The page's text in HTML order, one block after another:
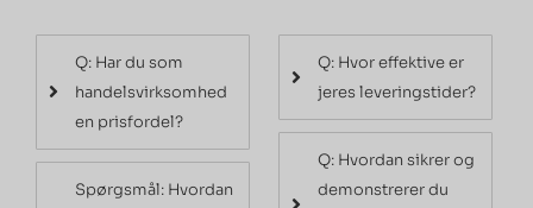
Q: Har du som
handelsvirksomhed
en prisfordel?
Spørgsmål: Hvordan
Q: Hvor effektive er
jeres leveringstider?
Q: Hvordan sikrer og
demonstrerer du